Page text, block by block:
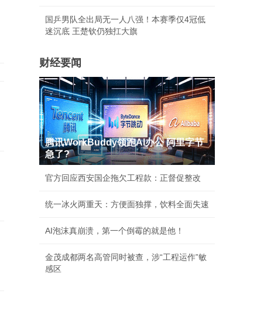
国乒男队全出局无一人八强！本赛季仅4冠低
迷沉底 王楚钦仍独扛大旗
财经要闻
腾讯WorkBuddy领跑AI办公 阿里字节
急了?
官方回应西安国企拖欠工程款：正督促整改
统一冰火两重天：方便面独撑，饮料全面失速
AI泡沫真崩溃，第一个倒霉的就是他！
金茂成都两名高管同时被查，涉“工程运作”敏
感区